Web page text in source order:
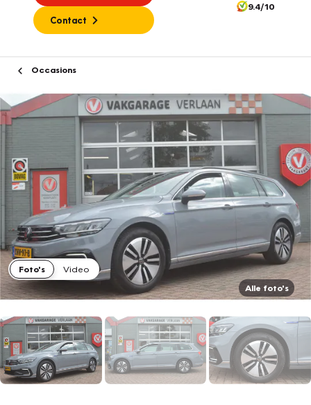
Contact
9.4/10
Occasions
Foto's
Video
Alle foto's